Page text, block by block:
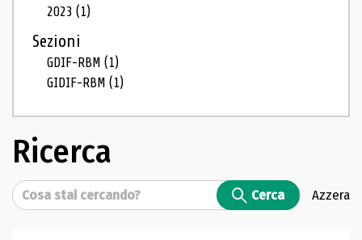
2023(1)
Sezioni
GDIF-RBM(1)
GIDIF-RBM(1)
Ricerca
Cerca Cerca Azzera